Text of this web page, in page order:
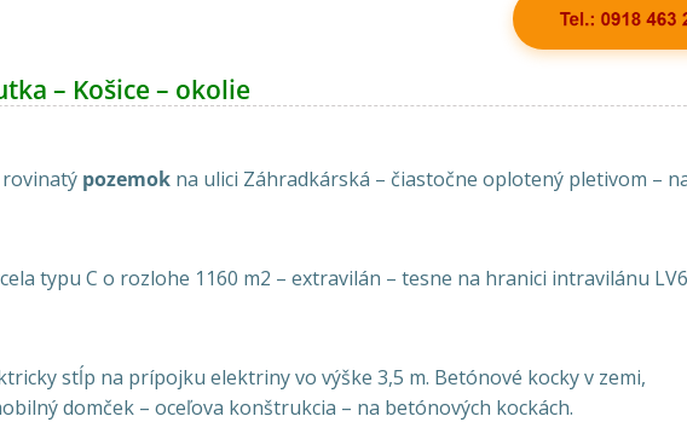
– Košice – okolie
pozemok na ulici Záhradkárská – čiastočne oplotený pletivom –
typu C o rozlohe 1160 m2 – extravilán – tesne na hranici intravilánu
stĺp na prípojku elektriny vo výške 3,5 m. Betónové kocky v zemi,
domček – oceľova konštrukcia – na betónových kockách.